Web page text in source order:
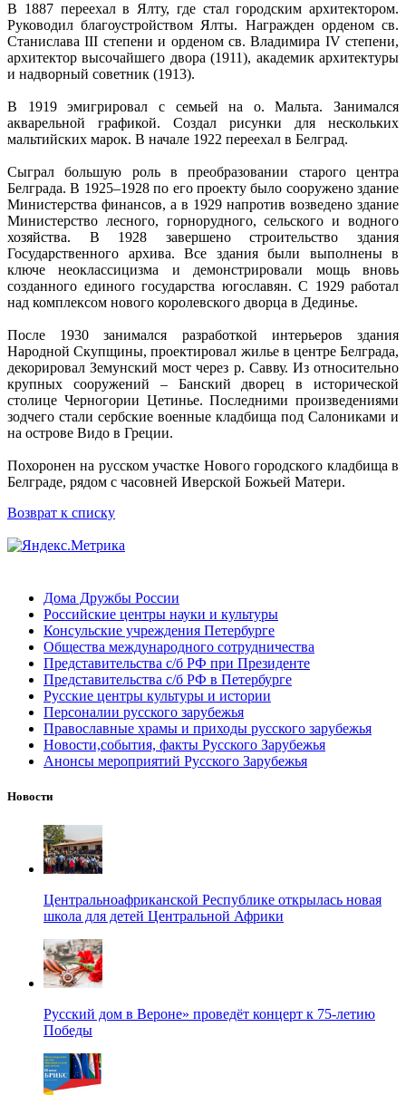
В 1887 переехал в Ялту, где стал городским архитектором.
Руководил благоустройством Ялты. Награжден орденом св.
Станислава III степени и орденом св. Владимира IV степени,
архитектор высочайшего двора (1911), академик архитектуры
и надворный советник (1913).
В 1919 эмигрировал с семьей на о. Мальта. Занимался
акварельной графикой. Создал рисунки для нескольких
мальтийских марок. В начале 1922 переехал в Белград.
Сыграл большую роль в преобразовании старого центра
Белграда. В 1925–1928 по его проекту было сооружено здание
Министерства финансов, а в 1929 напротив возведено здание
Министерство лесного, горнорудного, сельского и водного
хозяйства. В 1928 завершено строительство здания
Государственного архива. Все здания были выполнены в
ключе неоклассицизма и демонстрировали мощь вновь
созданного единого государства югославян. С 1929 работал
над комплексом нового королевского дворца в Дединье.
После 1930 занимался разработкой интерьеров здания
Народной Скупщины, проектировал жилье в центре Белграда,
декорировал Земунский мост через р. Савву. Из относительно
крупных сооружений – Банский дворец в исторической
столице Черногории Цетинье. Последними произведениями
зодчего стали сербские военные кладбища под Салониками и
на острове Видо в Греции.
Похоронен на русском участке Нового городского кладбища в
Белграде, рядом с часовней Иверской Божьей Матери.
Возврат к списку
Дома Дружбы России
Российские центры науки и культуры
Консульские учреждения Петербурге
Общества международного сотрудничества
Представительства с/б РФ при Президенте
Представительства с/б РФ в Петербурге
Русские центры культуры и истории
Персоналии русского зарубежья
Православные храмы и приходы русского зарубежья
Новости,события, факты Русского Зарубежья
Анонсы мероприятий Русского Зарубежья
Новости
Центральноафриканской Республике открылась новая
школа для детей Центральной Африки
Русский дом в Вероне» проведёт концерт к 75-летию
Победы